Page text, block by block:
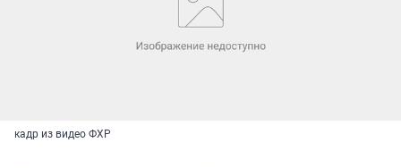
кадр из видео ФХР